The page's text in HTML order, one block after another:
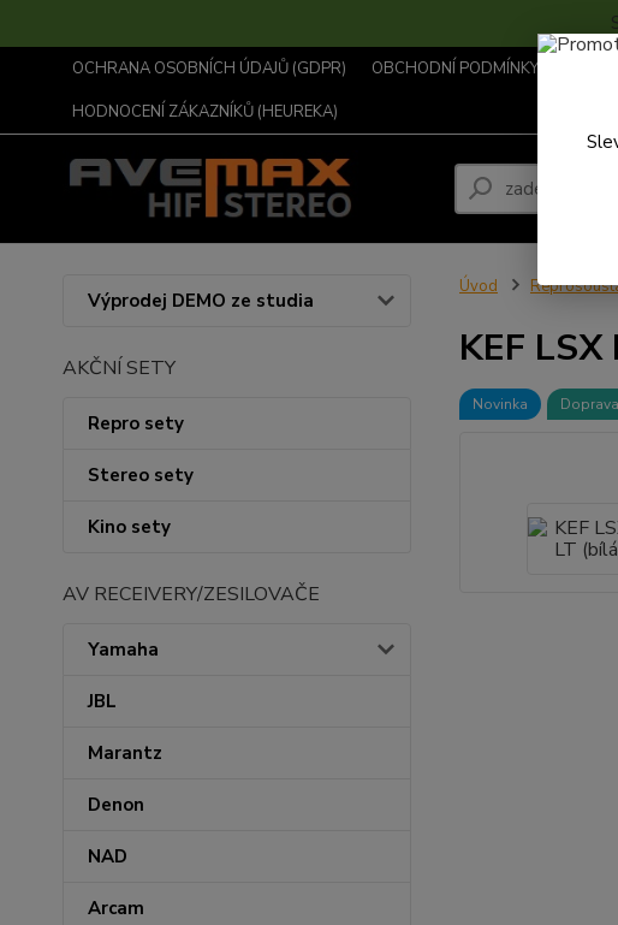
OCHRANA OSOBNÍCH ÚDAJŮ (GDPR) OBCHODNÍ PODMÍNKY ...
HODNOCENÍ ZÁKAZNÍKŮ (HEUREKA)
Výprodej DEMO ze studia
AKČNÍ SETY
Repro sety
Stereo sety
Kino sety
AV RECEIVERY/ZESILOVAČE
Yamaha
JBL
Marantz
Denon
NAD
Arcam
Úvod
KEF
Novinka